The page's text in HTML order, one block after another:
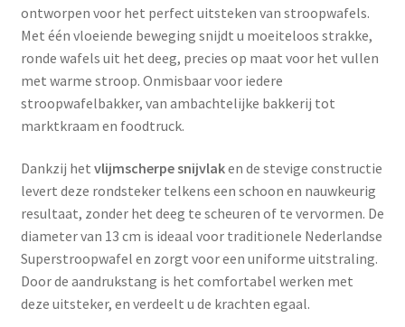
ontworpen voor het perfect uitsteken van stroopwafels.
Met één vloeiende beweging snijdt u moeiteloos strakke,
ronde wafels uit het deeg, precies op maat voor het vullen
met warme stroop. Onmisbaar voor iedere
stroopwafelbakker, van ambachtelijke bakkerij tot
marktkraam en foodtruck.
Dankzij het vlijmscherpe snijvlaken de stevige constructie
levert deze rondsteker telkens een schoon en nauwkeurig
resultaat, zonder het deeg te scheuren of te vervormen. De
diameter van 13 cm is ideaal voor traditionele Nederlandse
Superstroopwafel en zorgt voor een uniforme uitstraling.
Door de aandrukstang is het comfortabel werken met
deze uitsteker, en verdeelt u de krachten egaal.